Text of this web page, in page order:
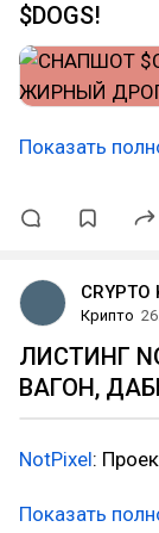
$DOGS!
Показать
CRYPTO
Крипто
ЛИСТИНГ
ВАГОН,
NotPixel:
Показать